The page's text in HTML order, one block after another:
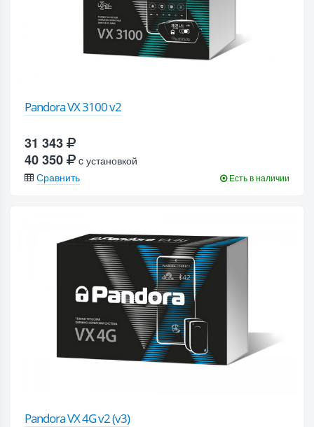
Pandora VX 3100 v2
31 343
40 350
c установкой
Сравнить
Есть в наличии
Pandora VX 4G v2 (v3)